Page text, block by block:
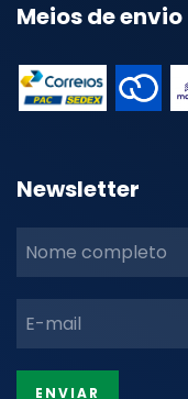
Meios de envio
Newsletter